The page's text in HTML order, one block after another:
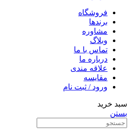
فروشگاه
برندها
مشاوره
وبلاگ
تماس با ما
درباره ما
علاقه مندی
مقایسه
ورود / ثبت نام
سبد خرید
بستن